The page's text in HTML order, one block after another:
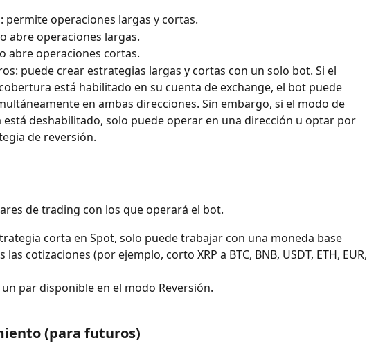
permite operaciones largas y cortas.
abre operaciones largas.
abre operaciones cortas.
puede crear estrategias largas y cortas con un solo bot. Si el
está habilitado en su cuenta de exchange, el bot puede
en ambas direcciones. Sin embargo, si el modo de
deshabilitado, solo puede operar en una dirección u optar por
de reversión.
de trading con los que operará el bot.
corta en Spot, solo puede trabajar con una moneda base
las cotizaciones (por ejemplo, corto XRP a BTC, BNB, USDT, ETH, EUR,
un par disponible en el modo Reversión.
(para futuros)